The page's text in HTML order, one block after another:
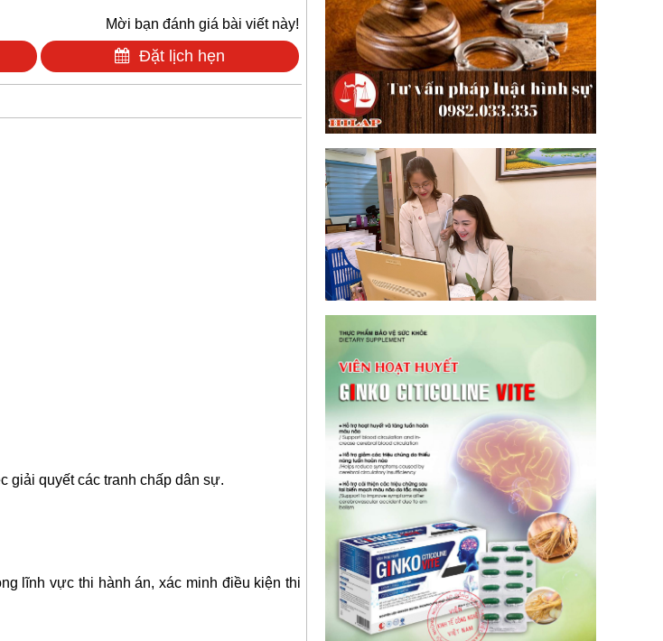
Mời bạn đánh giá bài viết này!
Đặt lịch hẹn
giải quyết các tranh chấp dân sự.
lĩnh vực thi hành án, xác minh điều kiện thi